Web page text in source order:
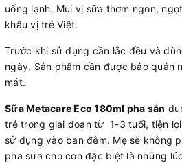
uống lạnh. Mùi vị sữa thơm ngon,
khẩu vị trẻ Việt.
Trước khi sử dụng cần lắc đều và
ngày. Sản phẩm cần được bảo quản
mát.
Sữa Metacare Eco 180ml pha sẵn
trẻ trong giai đoạn từ 1-3 tuổi, tiện
sử dụng vào ban đêm. Mẹ sẽ không
pha sữa cho con đặc biệt là những